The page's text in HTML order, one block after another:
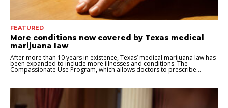
FEATURED
More conditions now covered by Texas medical
marijuana law
After more than 10 years in existence, Texas’ medical marijuana law has
been expanded to include more illnesses and conditions. The
Compassionate Use Program, which allows doctors to prescribe...